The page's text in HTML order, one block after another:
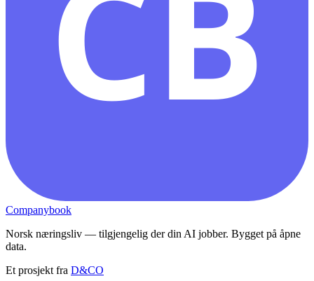
Companybook
Norsk næringsliv — tilgjengelig der din AI jobber. Bygget på åpne
data.
Et prosjekt fra D&CO